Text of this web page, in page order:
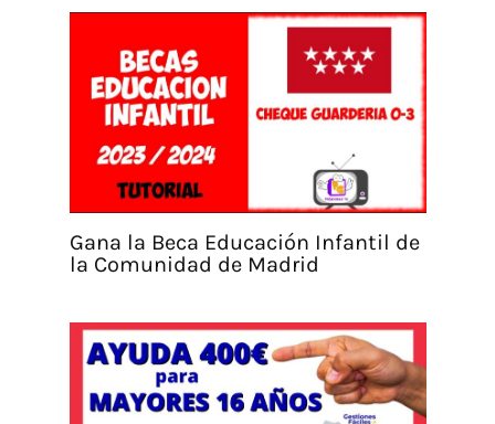
Gana la Beca Educación Infantil de
la Comunidad de Madrid